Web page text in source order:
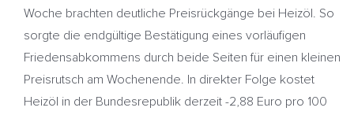
Woche brachten deutliche Preisrückgänge bei Heizöl. So
sorgte die endgültige Bestätigung eines vorläufigen
Friedensabkommens durch beide Seiten für einen kleinen
Preisrutsch am Wochenende. In direkter Folge kostet
Heizöl in der Bundesrepublik derzeit -2,88 Euro pro 100